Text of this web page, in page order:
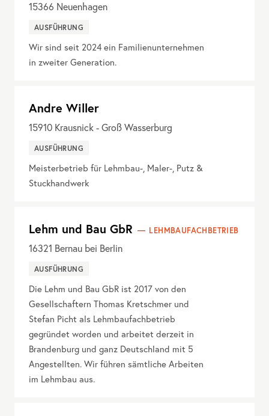
15366 Neuenhagen
AUSFÜHRUNG
Wir sind seit 2024 ein Familienunternehmen
in zweiter Generation.
Andre Willer
15910 Krausnick - Groß Wasserburg
AUSFÜHRUNG
Meisterbetrieb für Lehmbau-, Maler-, Putz &
Stuckhandwerk
Lehm und Bau GbR LEHMBAUFACHBETRIEB
16321 Bernau bei Berlin
AUSFÜHRUNG
Die Lehm und Bau GbR ist 2017 von den
Gesellschaftern Thomas Kretschmer und
Stefan Picht als Lehmbaufachbetrieb
gegründet worden und arbeitet derzeit in
Brandenburg und ganz Deutschland mit 5
Angestellten. Wir führen sämtliche Arbeiten
im Lehmbau aus.